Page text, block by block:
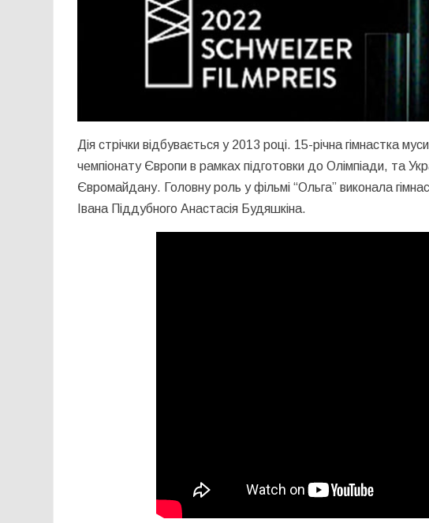
Дія стрічки відбувається у 2013 році. 15-річна гімнастка
чемпіонату Європи в рамках підготовки до Олімпіади, та
Євромайдану. Головну роль у фільмі “Ольга” виконала
Івана Піддубного Анастасія Будяшкіна.